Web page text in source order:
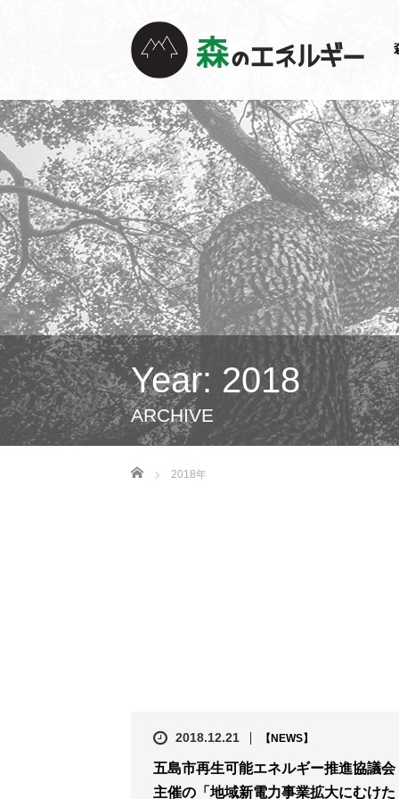
Year: 2018
ARCHIVE
ホーム 2018年
2018.12.21 【NEWS】
五島市再生可能エネルギー推進協議会
主催の「地域新電力事業拡大にむけた